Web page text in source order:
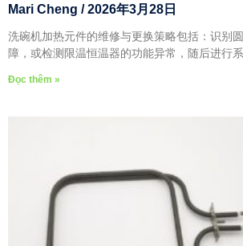
Mari Cheng 2026年3月28日
洗碗机加热元件的维修与更换策略包括：识别
障，或检测限温恒温器的功能异常，随后进行
Đọc thêm »